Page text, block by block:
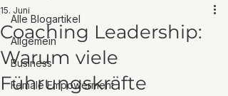
Alle Blogartikel
Allgemein
Business
Female Empowerment
Coaching Leadership:
Warum viele
Führungskräfte
15. Juni